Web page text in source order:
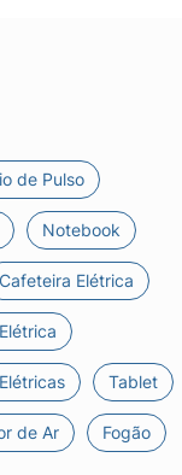
de Pulso
Notebook
Cafeteira Elétrica
Tablet
de Ar Fogão